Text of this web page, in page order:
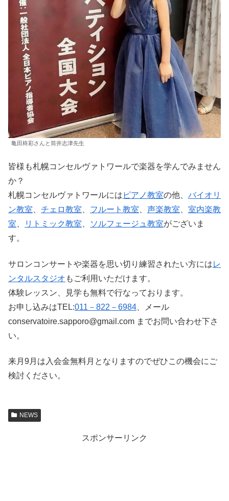
亀田柊彩さんと筒井志津先生
皆様も札幌コンセルヴァトワールで楽器を学んでみません
か？
札幌コンセルヴァトワールには ピアノ教室の他、 バイオリ
ン教室
チェロ教室 フルート教室 声楽教室
室内楽教
室
リトミック教室 ソルフェージュ教室がございま
す。
サロンコンサートや楽器を思い切り練習されたい方にはレ
ンタルスタジオ もご利用いただけます。
体験レッスン、見学も無料で行なっております。
お申し込みはTEL:011－822－6984 、メール
conservatoire.sapporo@gmail.com までお問い合わせ下さ
い。
来月9月は入会金無料月となりますのでぜひこの機会にご
検討ください。
NEWS
スポンサーリンク